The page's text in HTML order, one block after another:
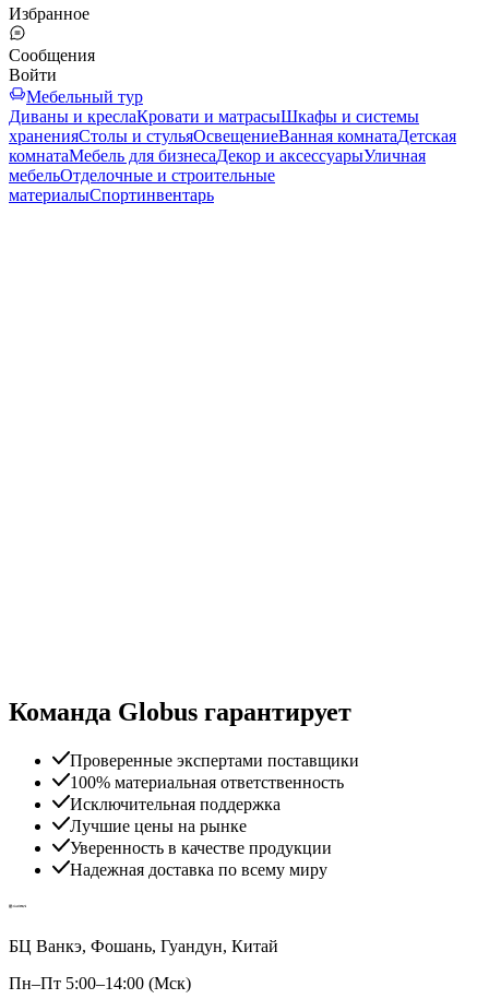
Избранное
Сообщения
Войти
Мебельный тур
Диваны и креслаКровати и матрасыШкафы и системы
храненияСтолы и стульяОсвещениеВанная комнатаДетская
комнатаМебель для бизнесаДекор и аксессуарыУличная
мебельОтделочные и строительные
материалыСпортинвентарь
Команда Globus гарантирует
Проверенные экспертами поставщики
100% материальная ответственность
Исключительная поддержка
Лучшие цены на рынке
Уверенность в качестве продукции
Надежная доставка по всему миру
БЦ Ванкэ, Фошань, Гуандун, Китай
Пн–Пт 5:00–14:00 (Мск)